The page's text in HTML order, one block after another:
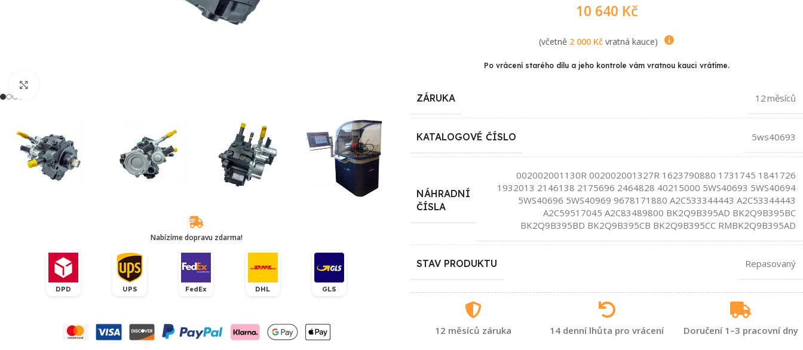
Nabízíme dopravu zdarma!
DPD UPS FedEx DHL GLS
10 640 Kč
(včetně 2 000 Kčvratná kauce)
Po vrácení starého dílu a jeho kontrole vám vratnou kauci vrátíme.
ZÁRUKA 12 měsíců
KATALOGOVÉ ČÍSLO 5ws40693
NÁHRADNÍ
ČÍSLA
002002001130R 002002001327R 1623790880 1731745 1841726
1932013 2146138 2175696 2464828 40215000 5WS40693 5WS40694
5WS40696 5WS40969 9678171880 A2C533344443 A2C53344443
A2C59517045 A2C83489800 BK2Q9B395AD BK2Q9B395BC
BK2Q9B395BD BK2Q9B395CB BK2Q9B395CC RMBK2Q9B395AD
STAV PRODUKTU Repasovaný
12 měsíců záruka 14 denní lhůta pro vrácení Doručení 1–3 pracovní dny